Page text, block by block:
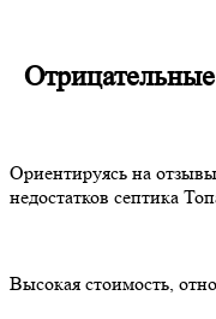
Ориентируясь на
недостатков септика
Высокая стоимость,